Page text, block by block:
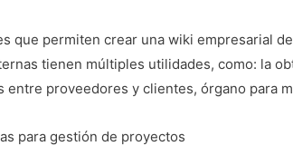
que permiten crear una wiki empresarial
tienen múltiples utilidades, como: la
entre proveedores y clientes, órgano para
para gestión de proyectos